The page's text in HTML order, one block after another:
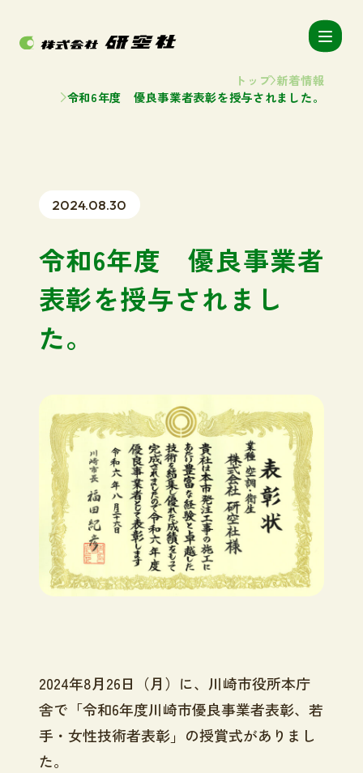
トップ 新着情報
令和6年度 優良事業者表彰を授与されました。
2024.08.30
令和6年度 優良事業者
表彰を授与されまし
た。
2024年8月26日（月）に、川崎市役所本庁
舎で「令和6年度川崎市優良事業者表彰、若
手・女性技術者表彰」の授賞式がありまし
た。